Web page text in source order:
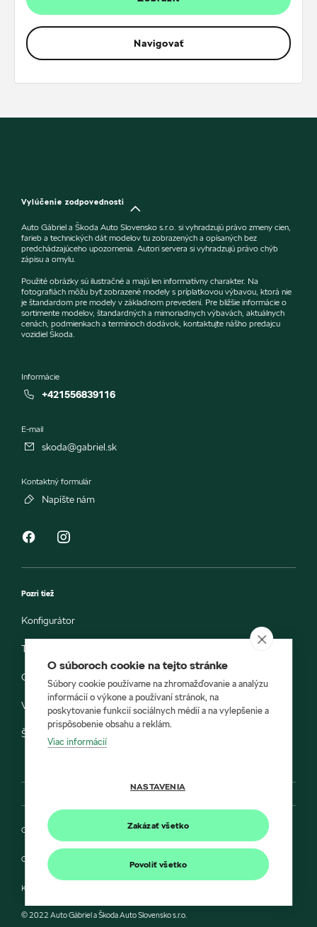
Navigovať
Vylúčenie zodpovednosti
Auto Gábriel a Škoda Auto Slovensko s.r.o. si vyhradzujú právo zmeny cien,
farieb a technických dát modelov tu zobrazených a opísaných bez
predchádzajúceho upozornenia. Autori servera si vyhradzujú právo chýb
zápisu a omylu.
Použité obrázky sú ilustračné a majú len informatívny charakter. Na
fotografiách môžu byť zobrazené modely s príplatkovou výbavou, ktorá nie
je štandardom pre modely v základnom prevedení. Pre bližšie informácie o
sortimente modelov, štandardných a mimoriadnych výbavách, aktuálnych
cenách, podmienkach a termínoch dodávok, kontaktujte nášho predajcu
vozidiel Škoda.
Informácie
+421556839116
E-mail
skoda@gabriel.sk
Kontaktný formulár
Napíšte nám
Pozri tiež
Konfigurátor
Testovacia jazda
Objednávka do servisu
Vozidlá ihneď k odberu
Škoda E-shop
Ochrana osobných údajov
Cookies
Kontakt
© 2022 Auto Gábriel a Škoda Auto Slovensko s.r.o.
O súboroch cookie na tejto stránke
Súbory cookie používame na zhromažďovanie a analýzu
informácií o výkone a používaní stránok, na
poskytovanie funkcií sociálnych médií a na vylepšenie a
prispôsobenie obsahu a reklám.
Viac informácií
NASTAVENIA
Zakázať všetko
Povoliť všetko